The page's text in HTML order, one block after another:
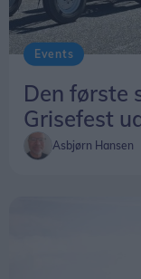
Events
Den første
Grisefest
Asbjørn Hansen